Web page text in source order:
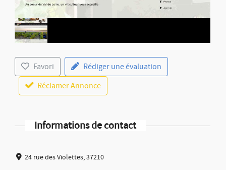
Favori
Rédiger une évaluation
Réclamer Annonce
Informations de contact
24 rue des Violettes, 37210